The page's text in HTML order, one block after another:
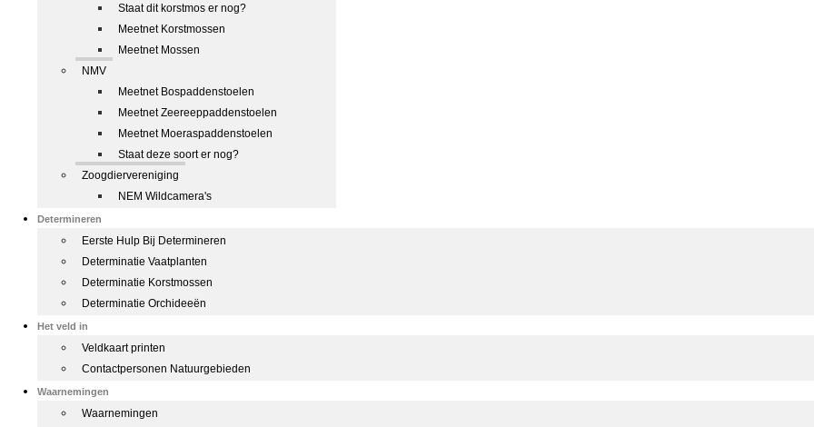
Staat dit korstmos er nog?
Meetnet Korstmossen
Meetnet Mossen
NMV
Meetnet Bospaddenstoelen
Meetnet Zeereeppaddenstoelen
Meetnet Moeraspaddenstoelen
Staat deze soort er nog?
Zoogdiervereniging
NEM Wildcamera's
Determineren
Eerste Hulp Bij Determineren
Determinatie Vaatplanten
Determinatie Korstmossen
Determinatie Orchideeën
Het veld in
Veldkaart printen
Contactpersonen Natuurgebieden
Waarnemingen
Waarnemingen